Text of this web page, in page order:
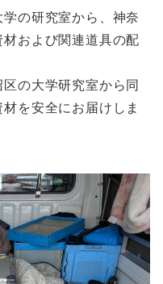
学の研究室から、神奈
および関連道具の配
の大学研究室から同
を安全にお届けしま